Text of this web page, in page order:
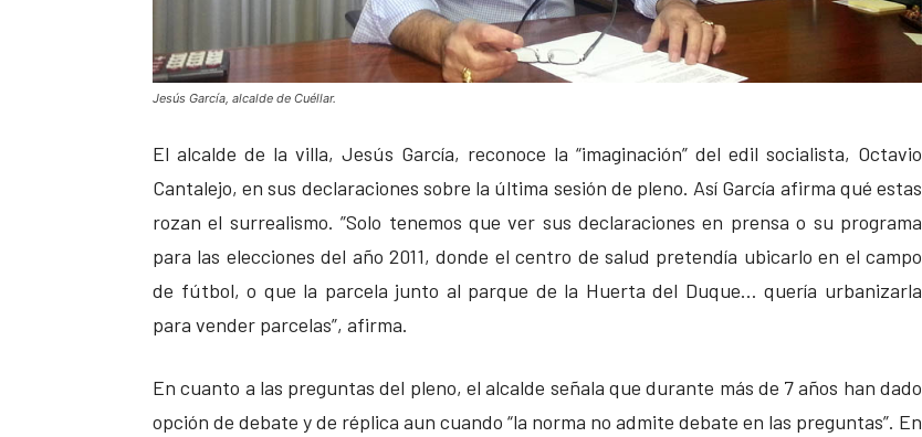
Jesús García, alcalde de Cuéllar.
El alcalde de la villa, Jesús García, reconoce la “imaginación” del edil socialista, Octavio
Cantalejo, en sus declaraciones sobre la última sesión de pleno. Así García afirma qué estas
rozan el surrealismo. ”Solo tenemos que ver sus declaraciones en prensa o su programa
para las elecciones del año 2011, donde el centro de salud pretendía ubicarlo en el campo
de fútbol, o que la parcela junto al parque de la Huerta del Duque… quería urbanizarla
para vender parcelas”, afirma.
En cuanto a las preguntas del pleno, el alcalde señala que durante más de 7 años han dado
opción de debate y de réplica aun cuando “la norma no admite debate en las preguntas”. En